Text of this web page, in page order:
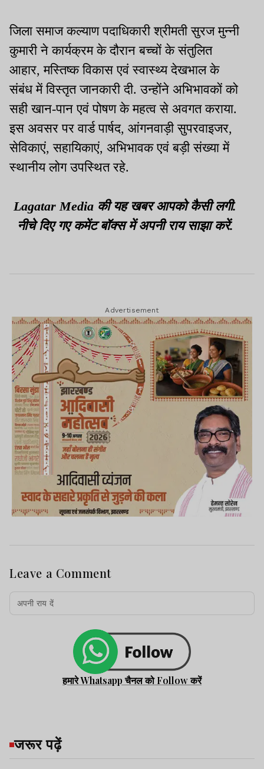
जिला समाज कल्याण पदाधिकारी श्रीमती सुरज मुन्नी
कुमारी ने कार्यक्रम के दौरान बच्चों के संतुलित
आहार, मस्तिष्क विकास एवं स्वास्थ्य देखभाल के
संबंध में विस्तृत जानकारी दी. उन्होंने अभिभावकों को
सही खान-पान एवं पोषण के महत्व से अवगत कराया.
इस अवसर पर वार्ड पार्षद, आंगनवाड़ी सुपरवाइजर,
सेविकाएं, सहायिकाएं, अभिभावक एवं बड़ी संख्या में
स्थानीय लोग उपस्थित रहे.
Lagatar Media की यह खबर आपको कैसी लगी.
नीचे दिए गए कमेंट बॉक्स में अपनी राय साझा करें.
Advertisement
Leave a Comment
हमारे Whatsapp चैनल को Follow करें
जरूर पढ़ें